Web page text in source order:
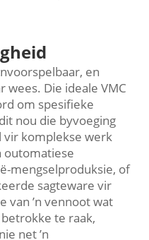
en
wees. Die ideale VMC
om spesifieke
nou die byvoeging
vir komplekse werk
outomatiese
mengselproduksie, of
sagteware vir
van ’n vennoot wat
te raak,
net ’n